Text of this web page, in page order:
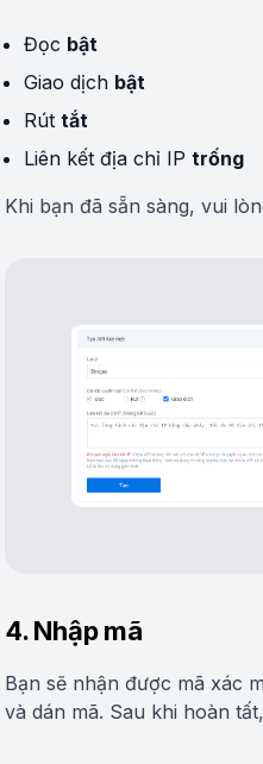
Đọc bật
Giao dịch bật
Rút tắt
Liên kết địa chỉ IP trống
Khi bạn đã sẵn sàng, vui
4. Nhập mã
Bạn sẽ nhận được mã xác
và dán mã. Sau khi hoàn